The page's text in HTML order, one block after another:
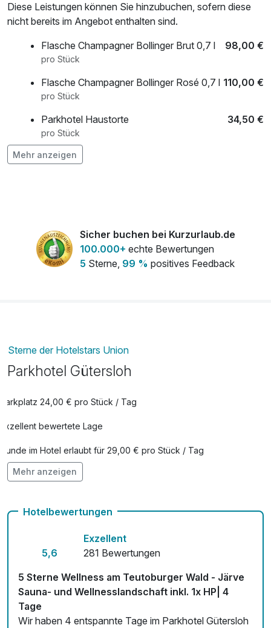
Diese Leistungen können Sie hinzubuchen, sofern diese
nicht bereits im Angebot enthalten sind.
Flasche Champagner Bollinger Brut 0,7 l
98,00 €
pro Stück
Flasche Champagner Bollinger Rosé 0,7 l 110,00 €
pro Stück
Parkhotel Haustorte 34,50 €
pro Stück
Pralinenauswahl
Mehr anzeigen
Sicher buchen bei Kurzurlaub.de
100.000+ echte Bewertungen
5 Sterne, 99 % positives Feedback
Sterne der Hotelstars Union
Parkhotel Gütersloh
Parkplatz 24,00 € pro Stück / Tag
Exzellent bewertete Lage
Hunde im Hotel erlaubt für 29,00 € pro Stück / Tag
Check-out bis 12 Uhr
Zimmerservice verfügbar
Mit Hotelbar
Mehr anzeigen
Hotelbewertungen
5,6
Exzellent
281 Bewertungen
5 Sterne Wellness am Teutoburger Wald - Järve
Sauna- und Wellnesslandschaft inkl. 1x HP| 4
Tage
Wir haben 4 entspannte Tage im Parkhotel Gütersloh